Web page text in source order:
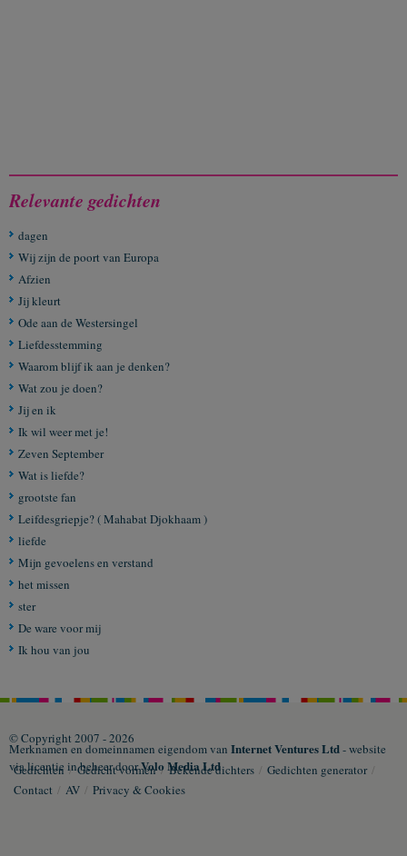
Relevante gedichten
dagen
Wij zijn de poort van Europa
Afzien
Jij kleurt
Ode aan de Westersingel
Liefdesstemming
Waarom blijf ik aan je denken?
Wat zou je doen?
Jij en ik
Ik wil weer met je!
Zeven September
Wat is liefde?
grootste fan
Leifdesgriepje? ( Mahabat Djokhaam )
liefde
Mijn gevoelens en verstand
het missen
ster
De ware voor mij
Ik hou van jou
© Copyright 2007 - 2026
Gedichten / Gedicht vormen / Bekende dichters / Gedichten generator /
Contact / AV / Privacy & Cookies
Merknamen en domeinnamen eigendom van Internet Ventures Ltd- website
via licentie in beheer doorVolo Media Ltd